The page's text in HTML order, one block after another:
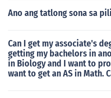
Ano ang tatlong sona sa
Can I get my associate's
getting my bachelors in
in Biology and I want to
want to get an AS in Math.